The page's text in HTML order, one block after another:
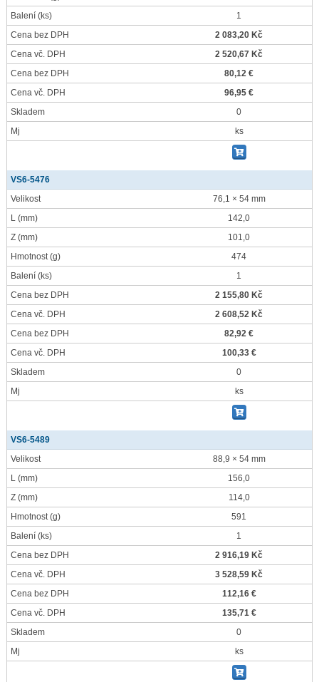
Balení (ks)
1
Cena bez DPH
2 083,20 Kč
Cena vč. DPH
2 520,67 Kč
Cena bez DPH
80,12 €
Cena vč. DPH
96,95 €
Skladem
0
Mj
ks
VS6-5476
Velikost
76,1 × 54 mm
L (mm)
142,0
Z (mm)
101,0
Hmotnost(g)
474
Balení (ks)
1
Cena bez DPH
2 155,80 Kč
Cena vč. DPH
2 608,52 Kč
Cena bez DPH
82,92 €
Cena vč. DPH
100,33 €
Skladem
0
Mj
ks
VS6-5489
Velikost
88,9 × 54 mm
L (mm)
156,0
Z (mm)
114,0
Hmotnost(g)
591
Balení (ks)
1
Cena bez DPH
2 916,19 Kč
Cena vč. DPH
3 528,59 Kč
Cena bez DPH
112,16 €
Cena vč. DPH
135,71 €
Skladem
0
Mj
ks